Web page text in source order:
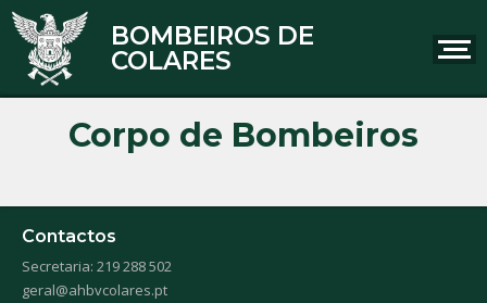
BOMBEIROS DE
COLARES
Corpo de Bombeiros
Contactos
Secretaria: 219 288 502
geral@ahbvcolares.pt